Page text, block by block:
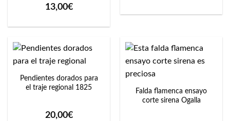
13,00€
Pendientes dorados para
el traje regional 1825
20,00€
Falda flamenca ensayo
corte sirena Ogalla